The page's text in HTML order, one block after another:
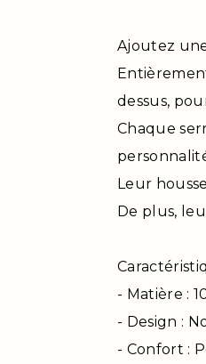
Ajoutez
dessus,
Chaque
Leur
De plus,
- Matière :
- Design :
- Confort :